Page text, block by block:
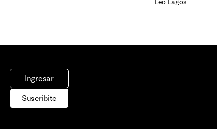
Leo Lagos
Ingresar
Suscribite